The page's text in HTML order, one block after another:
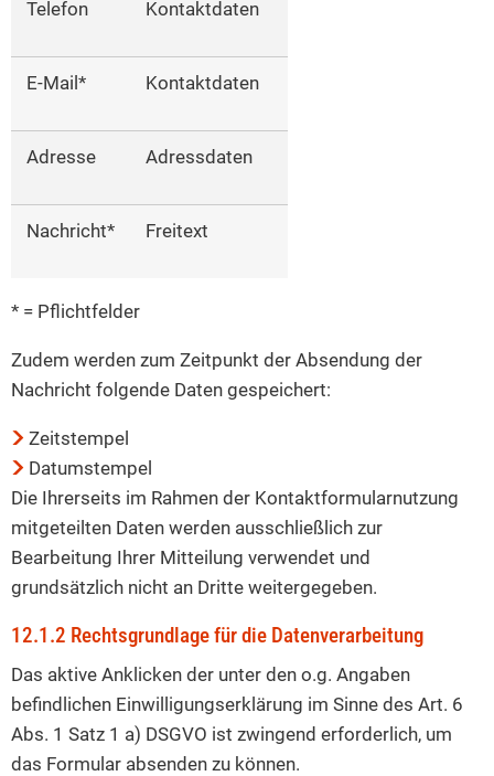
Telefon Kontaktdaten
E-Mail* Kontaktdaten
Adresse Adressdaten
Nachricht* Freitext
* = Pflichtfelder
Zudem werden zum Zeitpunkt der Absendung der
Nachricht folgende Daten gespeichert:
Zeitstempel
Datumstempel
Die Ihrerseits im Rahmen der Kontaktformularnutzung
mitgeteilten Daten werden ausschließlich zur
Bearbeitung Ihrer Mitteilung verwendet und
grundsätzlich nicht an Dritte weitergegeben.
12.1.2 Rechtsgrundlage für die Datenverarbeitung
Das aktive Anklicken der unter den o.g. Angaben
befindlichen Einwilligungserklärung im Sinne des Art. 6
Abs. 1 Satz 1 a) DSGVO ist zwingend erforderlich, um
das Formular absenden zu können.